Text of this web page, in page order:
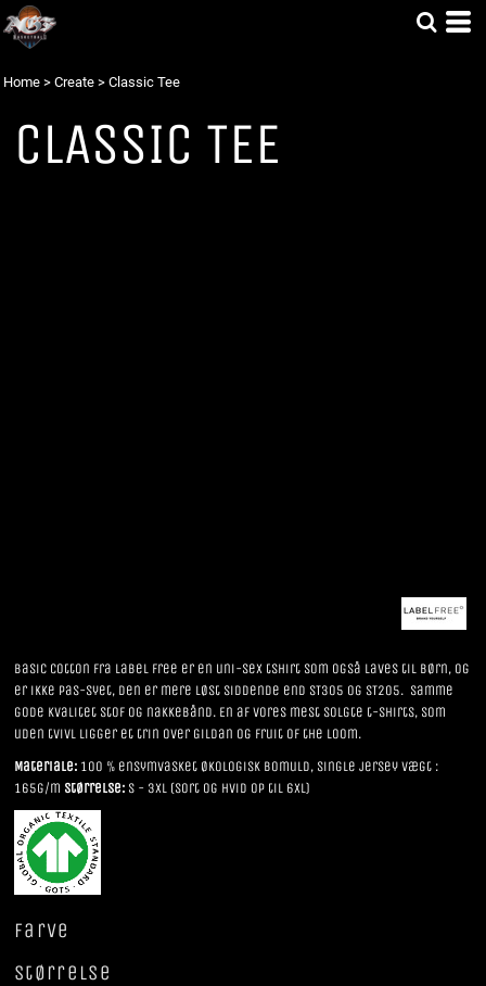
Home > Create > Classic Tee
CLASSIC TEE
Basic Cotton fra Label Free er en uni-sex tshirt som også laves til børn, og
er ikke pas-syet, den er mere løst siddende end ST305 og ST205. Samme
gode kvalitet stof og nakkebånd. En af vores mest solgte t-shirts, som
uden tvivl ligger et trin over Gildan og Fruit of the Loom.
Materiale: 100 % ensymvasket økologisk bomuld, single jersey Vægt :
165g/m Størrelse: S - 3XL (sort og hvid op til 6XL)
Farve
Størrelse